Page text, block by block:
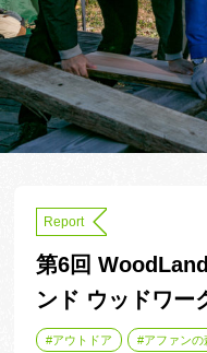
Report
第6回
ンド ウッドワー
アウトドア アファンの